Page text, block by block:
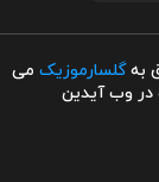
بهگلسارموزیک می
در وب آیدین